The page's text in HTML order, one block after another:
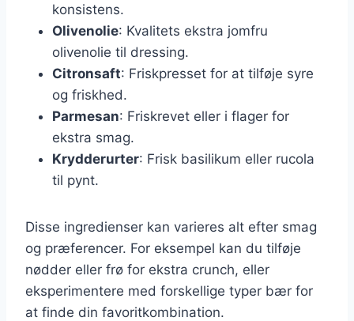
konsistens.
Olivenolie: Kvalitets ekstra jomfru
olivenolie til dressing.
Citronsaft: Friskpresset for at tilføje syre
og friskhed.
Parmesan: Friskrevet eller i flager for
ekstra smag.
Krydderurter: Frisk basilikum eller rucola
til pynt.
Disse ingredienser kan varieres alt efter smag
og præferencer. For eksempel kan du tilføje
nødder eller frø for ekstra crunch, eller
eksperimentere med forskellige typer bær for
at finde din favoritkombination.